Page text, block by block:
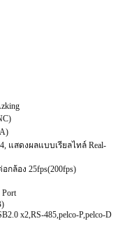
แสดงผลแบบเรียลไทล์ Real-
กล้อง 25fps(200fps)
x2,RS-485,pelco-P,pelco-D